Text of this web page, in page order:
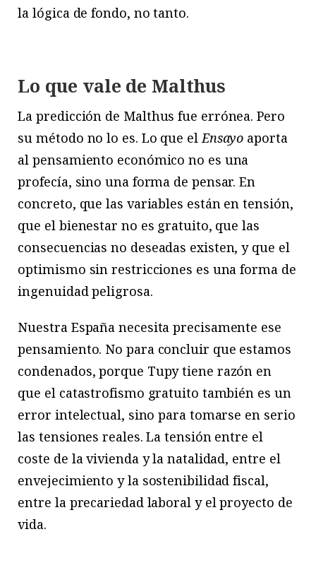
la lógica de fondo, no tanto.
Lo que vale de Malthus
La predicción de Malthus fue errónea. Pero
su método no lo es. Lo que elEnsayo aporta
al pensamiento económico no es una
profecía, sino una forma de pensar. En
concreto, que las variables están en tensión,
que el bienestar no es gratuito, que las
consecuencias no deseadas existen, y que el
optimismo sin restricciones es una forma de
ingenuidad peligrosa.
Nuestra España necesita precisamente ese
pensamiento. No para concluir que estamos
condenados, porque Tupy tiene razón en
que el catastrofismo gratuito también es un
error intelectual, sino para tomarse en serio
las tensiones reales. La tensión entre el
coste de la vivienda y la natalidad, entre el
envejecimiento y la sostenibilidad fiscal,
entre la precariedad laboral y el proyecto de
vida.